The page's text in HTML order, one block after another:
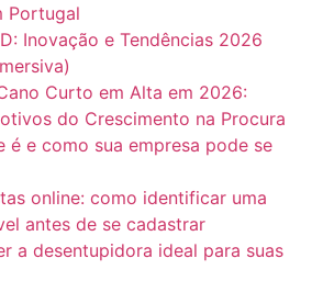
Portugal
Inovação e Tendências 2026
Curto em Alta em 2026:
do Crescimento na Procura
é e como sua empresa pode se
online: como identificar uma
antes de se cadastrar
a desentupidora ideal para suas